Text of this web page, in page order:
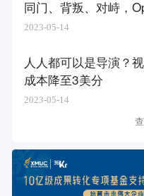
同门、背叛、对峙，
2023-05-14
人人都可以是导演？
成本降至3美分
2023-05-14